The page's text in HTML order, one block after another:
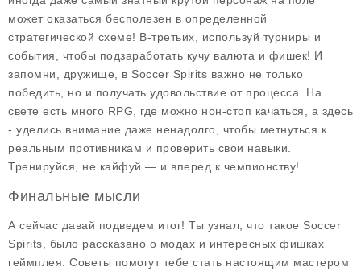
может оказаться бесполезен в определенной
стратегической схеме! В-третьих, используй турниры и
события, чтобы подзаработать кучу валюта и фишек! И
запомни, дружище, в Soccer Spirits важно не только
победить, но и получать удовольствие от процесса. На
свете есть много RPG, где можно нон-стоп качаться, а здесь
- уделись внимание даже ненадолго, чтобы метнуться к
реальным противникам и проверить свои навыки.
Тренируйся, не кайфуй — и вперед к чемпионству!
Финальные мысли
А сейчас давай подведем итог! Ты узнал, что такое Soccer
Spirits, было рассказано о модах и интересных фишках
геймплея. Советы помогут тебе стать настоящим мастером